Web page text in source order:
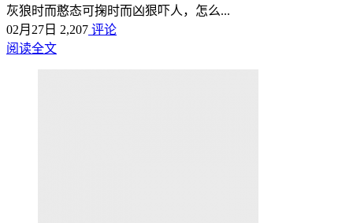
灰狼时而憨态可掬时而凶狠吓人，怎么...
02月27日 2,207 评论
阅读全文